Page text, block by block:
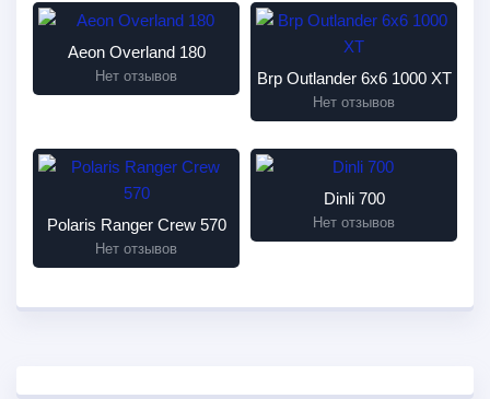
Aeon Overland 180
Нет отзывов Brp Outlander 6x6 1000 XT
Нет отзывов
Polaris Ranger Crew 570
Нет отзывов
Dinli 700
Нет отзывов